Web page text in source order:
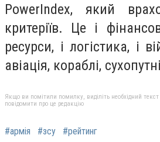
PowerIndex, який
критеріїв. Це і
ресурси, і логістика, і
авіація, кораблі,
Якщо ви помітили помилку, виділіть необхідний
повідомити про це редакцію
#армія #зсу #рейтинг